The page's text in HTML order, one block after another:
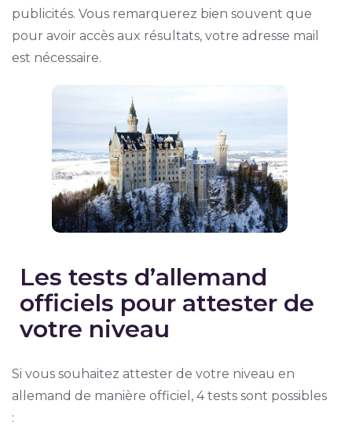
publicités. Vous remarquerez bien souvent que
pour avoir accès aux résultats, votre adresse mail
est nécessaire.
Les tests d’allemand
officiels pour attester de
votre niveau
Si vous souhaitez attester de votre niveau en
allemand de manière officiel, 4 tests sont possibles
: